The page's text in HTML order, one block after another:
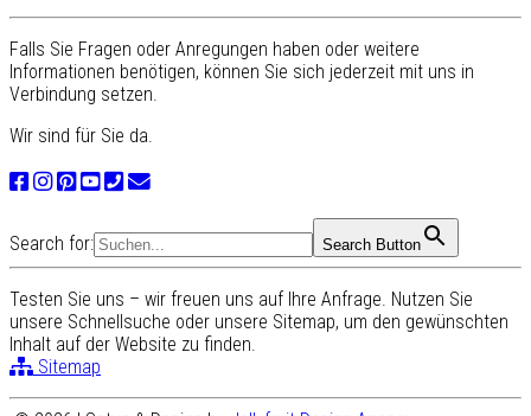
Falls Sie Fragen oder Anregungen haben oder weitere
Informationen benötigen, können Sie sich jederzeit mit uns in
Verbindung setzen.
Wir sind für Sie da.
Search for: Search Button
Testen Sie uns – wir freuen uns auf Ihre Anfrage. Nutzen Sie
unsere Schnellsuche oder unsere Sitemap, um den gewünschten
Inhalt auf der Website zu finden.
Sitemap